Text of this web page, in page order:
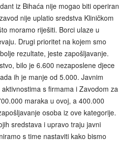
iz Bihaća nije mogao biti operiran
nije uplatio sredstva Kliničkom
moramo riješiti. Borci ulaze u
Drugi prioritet na kojem smo
rezultate, jeste zapošljavanje.
bilo je 6.600 nezaposlene djece
ih je manje od 5.000. Javnim
s firmama i Zavodom za
maraka u ovoj, a 400.000
osoba iz ove kategorije.
sredstava i upravo traju javni
s time nastaviti kako bismo